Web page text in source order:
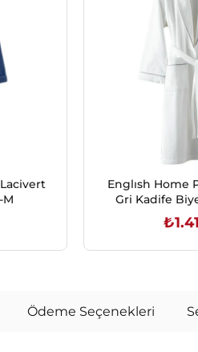
Englısh Home
Ödeme Seçenekleri